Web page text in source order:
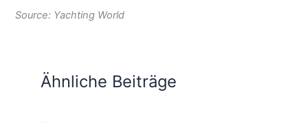
Source: Yachting World
Ähnliche Beiträge